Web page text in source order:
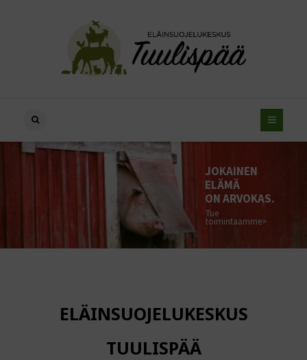
JOKAINEN
ELÄMÄ
ON ARVOKAS.
Tue
toimintaamme>
ELÄINSUOJELUKESKUS
TUULISPÄÄ